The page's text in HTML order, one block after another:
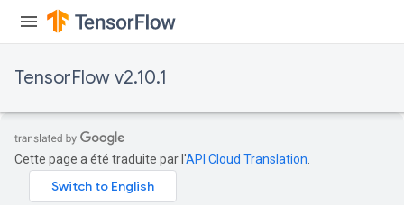
TensorFlow v2.10.1
Cette page a été traduite par l'API Cloud Translation